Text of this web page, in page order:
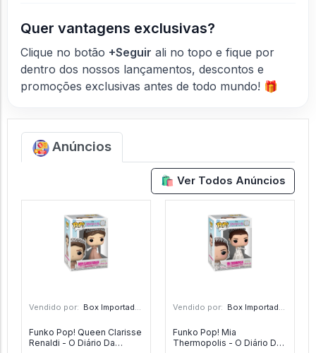
Quer vantagens exclusivas?
Clique no botão +Seguir ali no topo e fique por
dentro dos nossos lançamentos, descontos e
promoções exclusivas antes de todo mundo! 🎁
Anúncios
🛍️ Ver Todos Anúncios
Vendido por: Box Importado - SP
Funko Pop! Queen Clarisse
Renaldi - O Diário Da
Vendido por: Box Importado - SP
Funko Pop! Mia
Thermopolis - O Diário Da